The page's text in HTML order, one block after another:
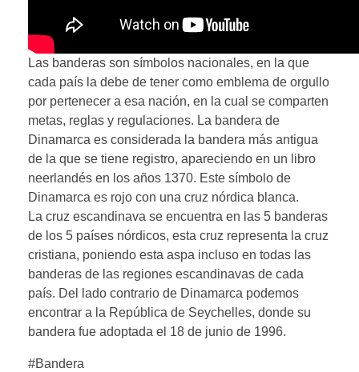
Las banderas son símbolos nacionales, en la que
cada país la debe de tener como emblema de orgullo
por pertenecer a esa nación, en la cual se comparten
metas, reglas y regulaciones. La bandera de
Dinamarca es considerada la bandera más antigua
de la que se tiene registro, apareciendo en un libro
neerlandés en los años 1370. Este símbolo de
Dinamarca es rojo con una cruz nórdica blanca.
La cruz escandinava se encuentra en las 5 banderas
de los 5 países nórdicos, esta cruz representa la cruz
cristiana, poniendo esta aspa incluso en todas las
banderas de las regiones escandinavas de cada
país. Del lado contrario de Dinamarca podemos
encontrar a la República de Seychelles, donde su
bandera fue adoptada el 18 de junio de 1996.
#Bandera